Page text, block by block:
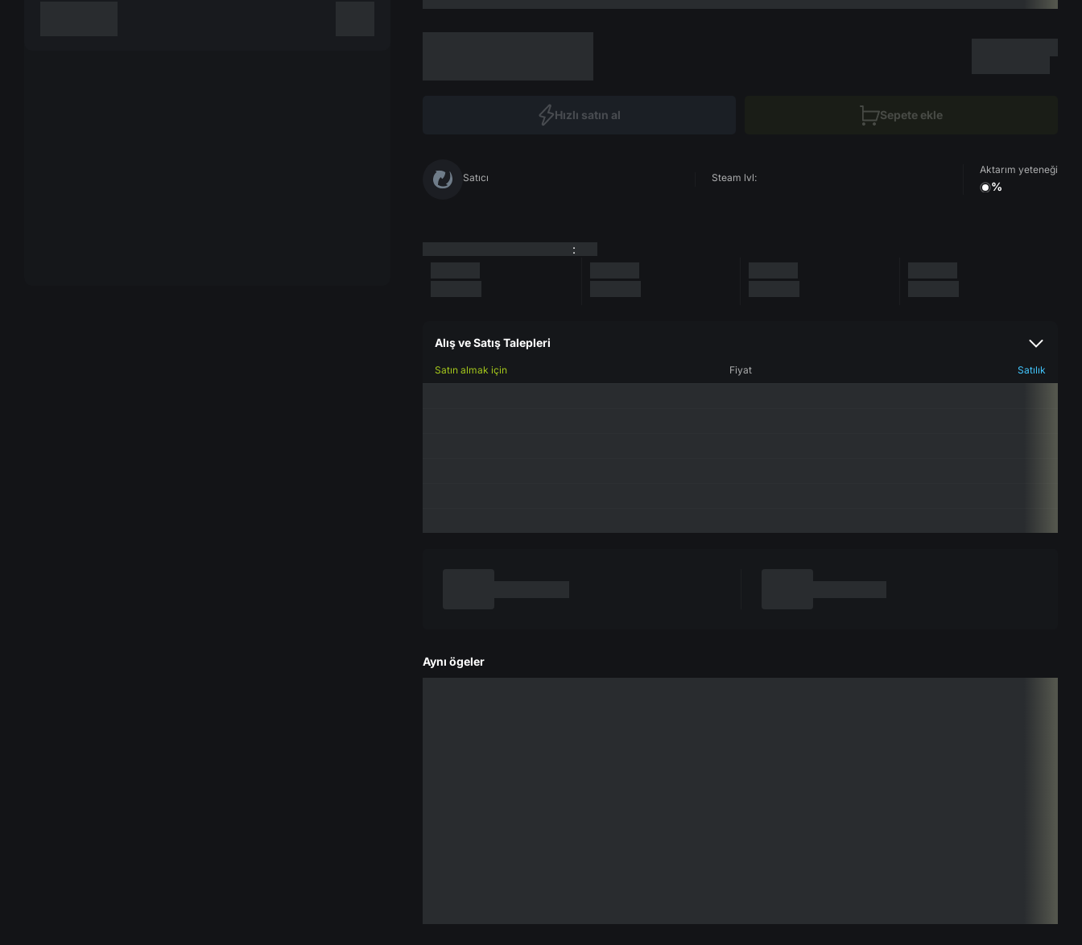
Hızlı satın al Sepete ekle
Satıcı Steam lvl:
Aktarım yeteneği
%
:
Alış ve Satış Talepleri
Satın almak için Fiyat Satılık
Aynı ögeler